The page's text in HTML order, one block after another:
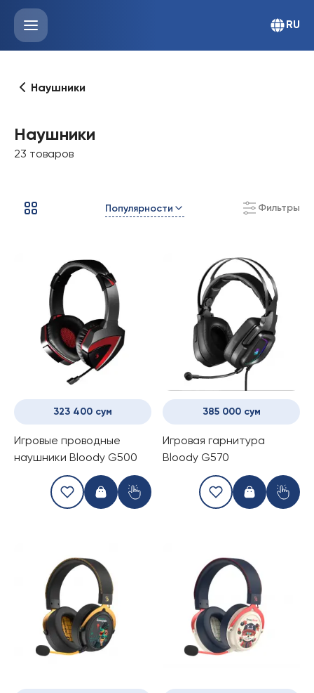
RU
Наушники
Наушники
23 товаров
Популярности Фильтры
323 400 сум
Игровые проводные
наушники Bloody G500
385 000 сум
Игровая гарнитура
Bloody G570